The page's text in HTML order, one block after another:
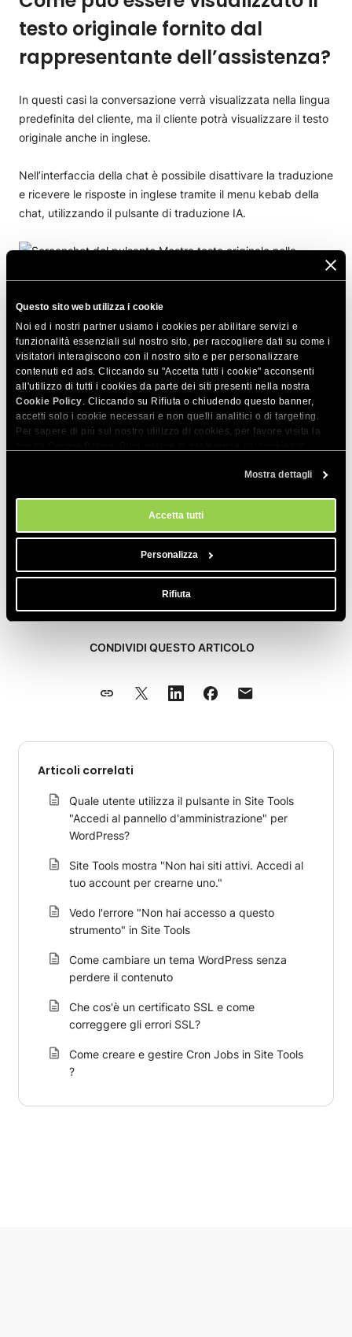
Questo sito web utilizza i cookie
Noi ed i nostri partner usiamo i cookies per abilitare servizi e
funzionalità essenziali sul nostro sito, per raccogliere dati su come i
visitatori interagiscono con il nostro sito e per personalizzare
contenuti ed ads. Cliccando su "Accetta tutti i cookie" acconsenti
all'utilizzo di tutti i cookies da parte dei siti presenti nella nostra
Cookie Policy. Cliccando su Rifiuta o chiudendo questo banner,
accetti solo i cookie necessari e non quelli analitici o di targeting.
Per sapere di più sul nostro utilizzo di cookies, per favore visita la
Mostra dettagli
Accetta tutti
Personalizza
Rifiuta
testo originale fornito dal
rappresentante dell’assistenza?
In questi casi la conversazione verrà visualizzata nella lingua
predefinita del cliente, ma il cliente potrà visualizzare il testo
originale anche in inglese.
Nell’interfaccia della chat è possibile disattivare la traduzione
e ricevere le risposte in inglese tramite il menu kebab della
chat, utilizzando il pulsante di traduzione IA.
Nell’interfaccia dei ticket puoi utilizzare il pulsante Mostra
originale su ogni risposta tradotta.
Quali sono gli strumenti utilizzati
per la traduzione?
Potremmo usare ChatGPT di OpenAI o Google Translate. In
entrambi i casi utilizziamo un modello personalizzato che è
ulteriormente allenato da noi sulla terminologia specifica del
Lo strumento di IA predefinito che utilizziamo è GPT-4o.
CONDIVIDI QUESTO ARTICOLO
Articoli correlati
Quale utente utilizza il pulsante in Site Tools
"Accedi al pannello d'amministrazione" per
WordPress?
Site Tools mostra "Non hai siti attivi. Accedi al
tuo account per crearne uno."
Vedo l'errore "Non hai accesso a questo
strumento" in Site Tools
Come cambiare un tema WordPress senza
perdere il contenuto
Che cos'è un certificato SSL e come
correggere gli errori SSL?
Come creare e gestire Cron Jobs in Site Tools
?